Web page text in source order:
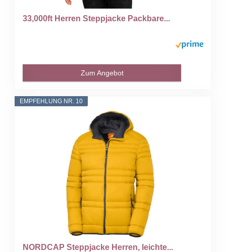
33,000ft Herren Steppjacke Packbare...
Zum Angebot
EMPFEHLUNG NR. 10
NORDCAP Steppjacke Herren, leichte...